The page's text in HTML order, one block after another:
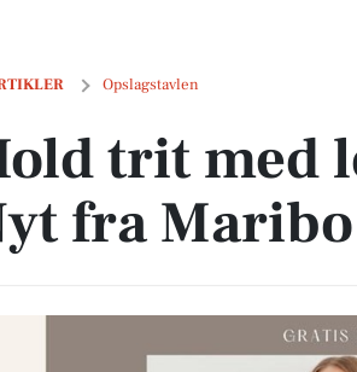
Opslagstavlen
Hold trit med lokalområdet: Nyt fra Maribo
trit med
fra Maribo